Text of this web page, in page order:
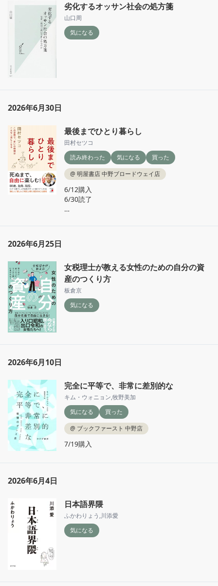
劣化するオッサン社会の処方箋
山口周
気になる
2026年6月30日
最後までひとり暮らし
田村セツコ
読み終わった
気になる
買った
@ 明屋書店 中野ブロードウェイ店
6/12購入
6/30読了
2026年6月25日
女税理士が教える女性のための自分の資
産のつくり方
板倉京
気になる
2026年6月10日
完全に平等で、非常に差別的な
キム・ウォニョン,牧野美加
気になる
買った
@ ブックファースト 中野店
7/19購入
2026年6月4日
日本語界隈
ふかわりょう,川添愛
気になる